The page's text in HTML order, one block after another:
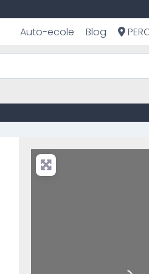
Auto-ecole Blog